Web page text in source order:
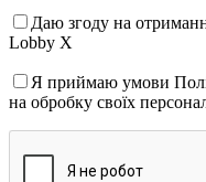
Даю згоду на
Lobby X
Я приймаю умови
на обробку своїх